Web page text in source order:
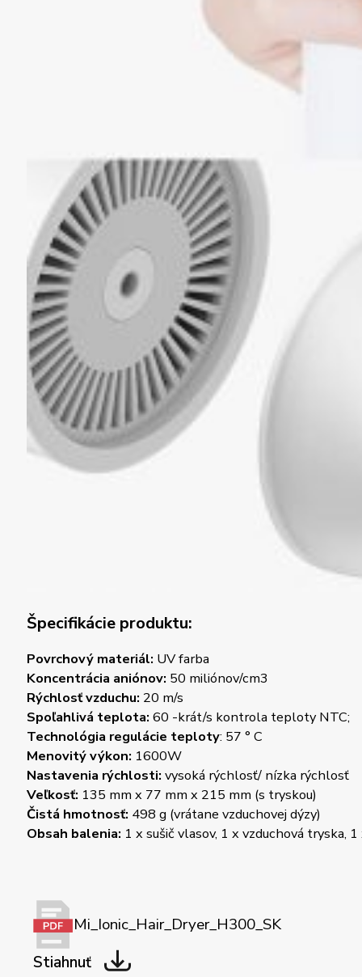
Špecifikácie produktu:
Povrchový materiál: UV farba
Koncentrácia aniónov: 50 miliónov/cm3
Rýchlosť vzduchu: 20 m/s
Spoľahlivá teplota: 60 -krát/s kontrola teploty NTC;
Technológia regulácie teploty: 57 ° C
Menovitý výkon: 1600W
Nastavenia rýchlosti: vysoká rýchlosť/ nízka rýchlosť
Veľkosť: 135 mm x 77 mm x 215 mm (s tryskou)
Čistá hmotnosť: 498 g (vrátane vzduchovej dýzy)
Obsah balenia: 1 x sušič vlasov, 1 x vzduchová tryska,
Mi_Ionic_Hair_Dryer_H300_SK
Stiahnuť